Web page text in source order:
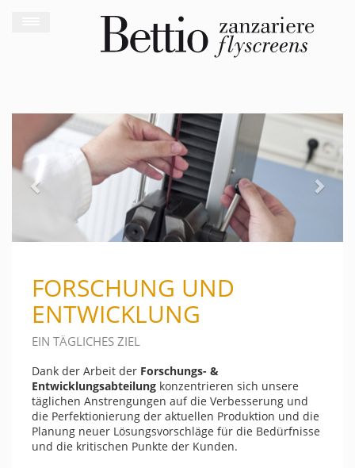
Previous Next
FORSCHUNG UND
ENTWICKLUNG
EIN TÄGLICHES ZIEL
Dank der Arbeit der Forschungs- &
Entwicklungsabteilung konzentrieren sich unsere
täglichen Anstrengungen auf die Verbesserung und
die Perfektionierung der aktuellen Produktion und die
Planung neuer Lösungsvorschläge für die Bedürfnisse
und die kritischen Punkte der Kunden.